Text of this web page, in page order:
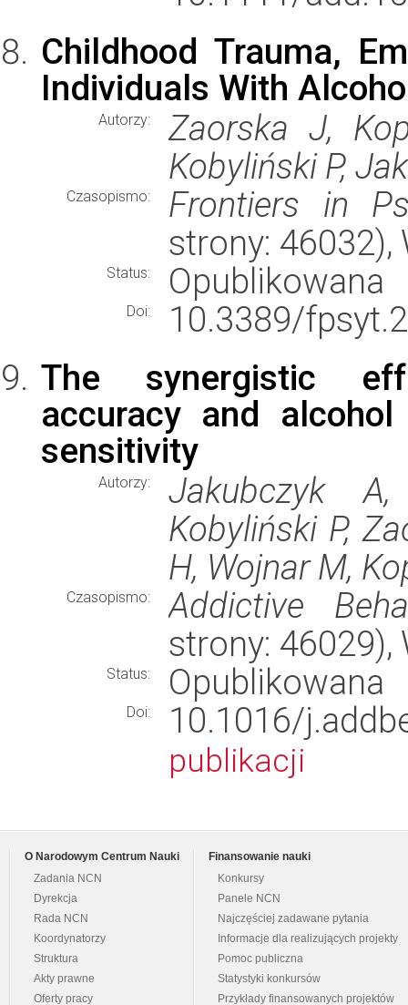
Childhood Trauma,
Individuals With
Autorzy:
Zaorska J,
Kobyliński P,
Czasopismo:
Frontiers in
strony:
Status: Opublikowana
Doi:
10.3389/
The synergistic
accuracy and
sensitivity
Autorzy:
Jakubczyk
Kobyliński P,
H, Wojnar M,
Czasopismo:
Addictive
strony:
Status: Opublikowana
Doi: 10.1016/
publikacji
O Narodowym Centrum Nauki
Zadania NCN
Dyrekcja
Rada NCN
Koordynatorzy
Struktura
Akty prawne
Oferty pracy
Finansowanie nauki
Konkursy
Panele NCN
Najczęściej zadawane pytania
Informacje dla realizujących projekty
Pomoc publiczna
Statystyki konkursów
Przykłady finansowanych projektów